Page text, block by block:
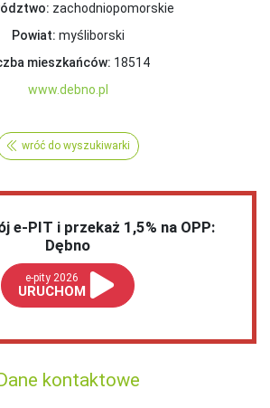
zachodniopomorskie
Powiat: myśliborski
mieszkańców: 18514
www.debno.pl
wróć do wyszukiwarki
e-PIT i przekaż 1,5% na OPP:
Dębno
e-pity 2026
URUCHOM
kontaktowe